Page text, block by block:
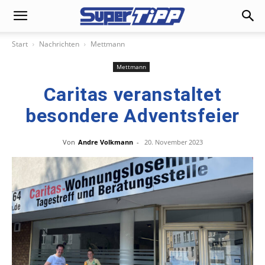
Start Nachrichten Mettmann
Mettmann
Caritas veranstaltet
besondere Adventsfeier
Von Andre Volkmann - 20. November 2023